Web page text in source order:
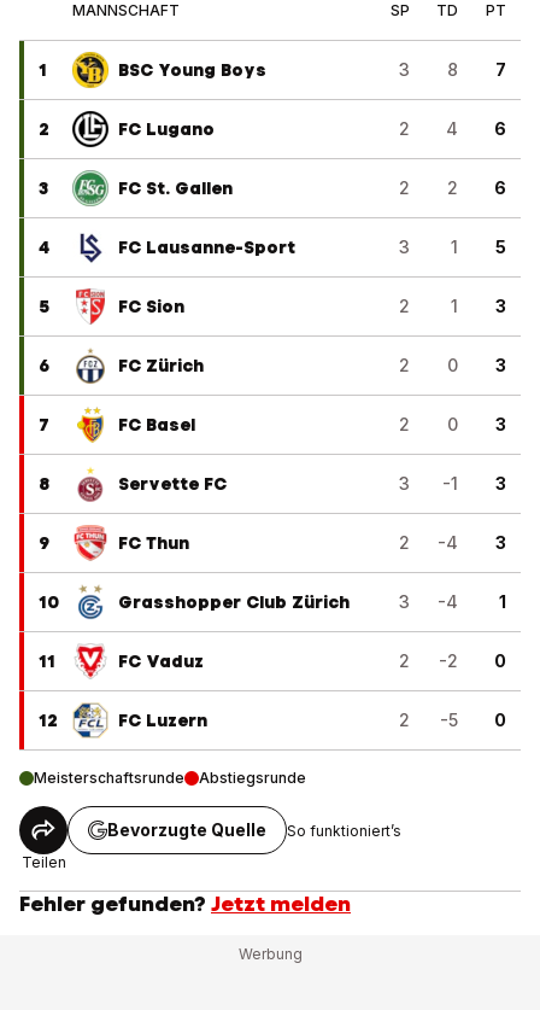
MANNSCHAFT SP TD PT
1 BSC Young Boys 3 8 7
2 FC Lugano 2 4 6
3 FC St. Gallen 2 2 6
4 FC Lausanne-Sport 3 1 5
5 FC Sion 2 1 3
6 FC Zürich 2 0 3
7 FC Basel 2 0 3
8 Servette FC 3 -1 3
9 FC Thun 2 -4 3
10 Grasshopper Club Zürich 3 -4 1
11 FC Vaduz 2 -2 0
12 FC Luzern 2 -5 0
Meisterschaftsrunde Abstiegsrunde
Teilen
Bevorzugte Quelle So funktioniert’s
Fehler gefunden? Jetzt melden